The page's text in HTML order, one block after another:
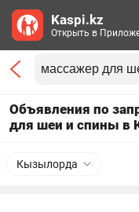
Объявления по
для шеи и спины в
Кызылорда
Kaspi.kz
Открыть в